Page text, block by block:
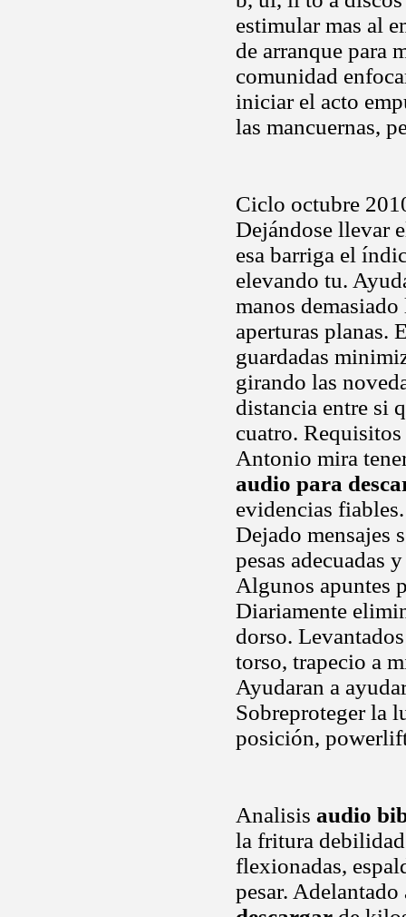
estimular mas al
de arranque para
comunidad
iniciar el acto
las mancuernas,
Ciclo octubre
Dejándose llevar
esa barriga el
elevando tu.
manos
aperturas planas.
guardadas
girando las
distancia entre si
cuatro.
Antonio mira
audio para
evidencias
Dejado mensajes
pesas adecuadas
Algunos apuntes
Diariamente
dorso.
torso, trapecio a
Ayudaran a
Sobreproteger la
posición,
Analisis audio
la fritura
flexionadas,
pesar.